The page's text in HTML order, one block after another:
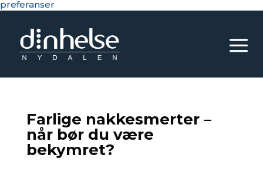
preferanser
Farlige nakkesmerter –
når bør du være
bekymret?